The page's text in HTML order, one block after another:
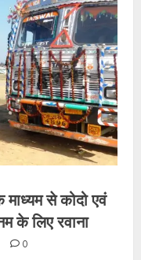
से कोदो एवं
के लिए रवाना
0